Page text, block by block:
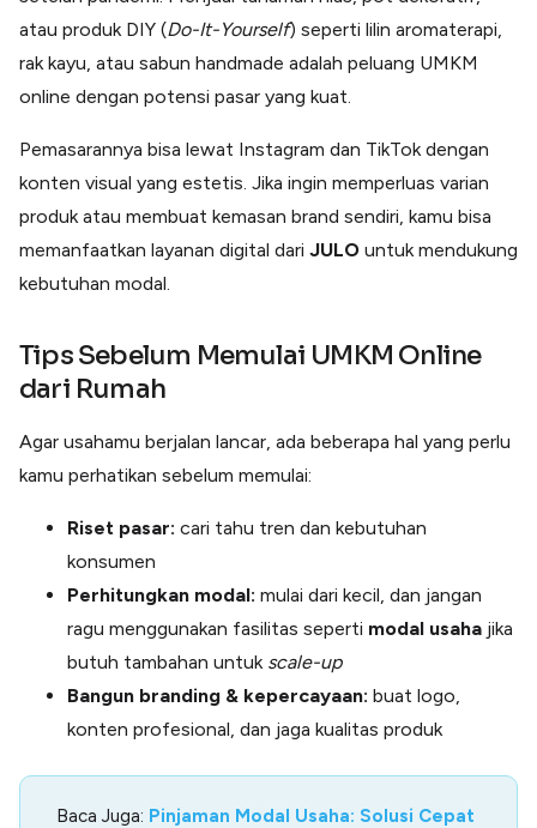
atau produk DIY (Do-It-Yourself) seperti lilin aromaterapi,
rak kayu, atau sabun handmade adalah peluang UMKM
online dengan potensi pasar yang kuat.
Pemasarannya bisa lewat Instagram dan TikTok dengan
konten visual yang estetis. Jika ingin memperluas varian
produk atau membuat kemasan brand sendiri, kamu bisa
memanfaatkan layanan digital dari JULO untuk mendukung
kebutuhan modal.
Tips Sebelum Memulai UMKM Online
dari Rumah
Agar usahamu berjalan lancar, ada beberapa hal yang perlu
kamu perhatikan sebelum memulai:
Riset pasar: cari tahu tren dan kebutuhan
konsumen
Perhitungkan modal: mulai dari kecil, dan jangan
ragu menggunakan fasilitas seperti modal usaha jika
butuh tambahan untuk scale-up
Bangun branding & kepercayaan: buat logo,
konten profesional, dan jaga kualitas produk
Baca Juga: Pinjaman Modal Usaha: Solusi Cepat